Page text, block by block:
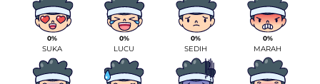
0%
SUKA
0%
LUCU
0%
SEDIH
0%
MARAH